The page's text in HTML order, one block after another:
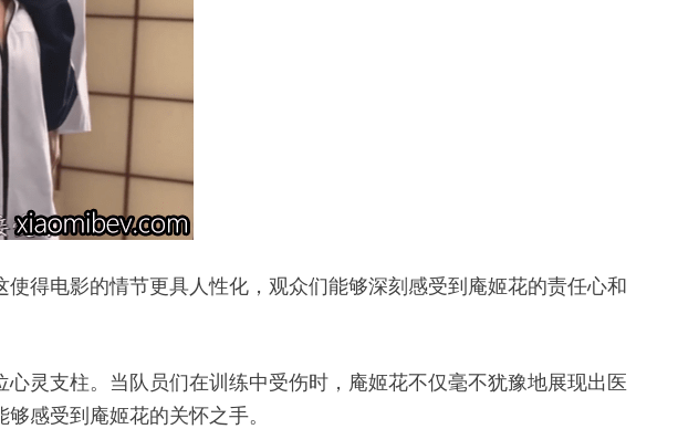
得电影的情节更具人性化，观众们能够深刻感受到庵姬花的责任心和
灵支柱。当队员们在训练中受伤时，庵姬花不仅毫不犹豫地展现出医
感受到庵姬花的关怀之手。